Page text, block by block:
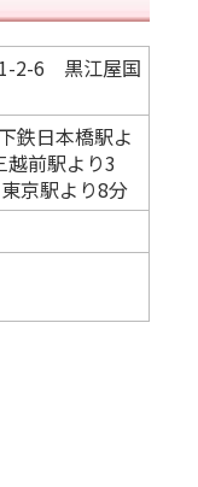
2-6 黒江屋国
鉄日本橋駅よ
越前駅より3
京駅より8分